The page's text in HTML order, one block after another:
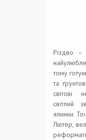
Різдво –
тому
та
світові
світлий
ялинки.
Лютер,